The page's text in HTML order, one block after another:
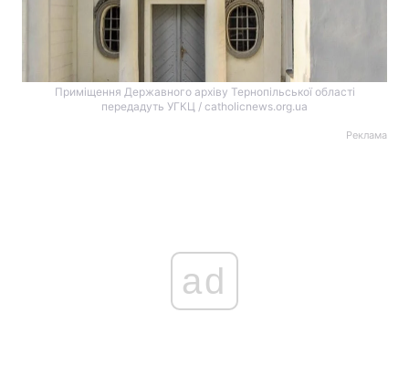
Приміщення Державного архіву Тернопільської області
передадуть УГКЦ / catholicnews.org.ua
Реклама
ad